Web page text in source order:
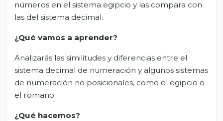
números en el sistema egipcio y las compara con
las del sistema decimal.
¿Qué vamos a aprender?
Analizarás las similitudes y diferencias entre el
sistema decimal de numeración y algunos sistemas
de numeración no posicionales, como el egipcio o
el romano.
¿Qué hacemos?